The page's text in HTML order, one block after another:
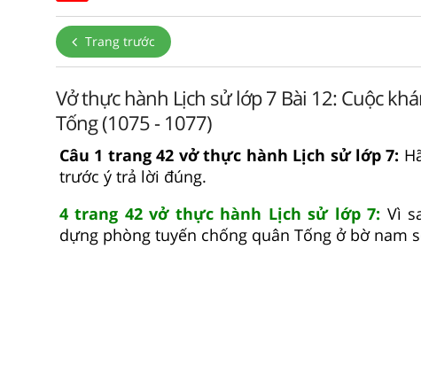
Trang trước
Vở thực hành Lịch sử lớp 7 Bài 12: Cuộc
Tống (1075 - 1077)
Câu 1 trang 42 vở thực hành Lịch sử lớp 7:
trước ý trả lời đúng.
4 trang 42 vở thực hành Lịch sử lớp 7: Vì
dựng phòng tuyến chống quân Tống ở bờ nam